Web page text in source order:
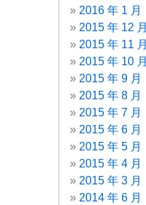
2016 年 1 月
2015 年 12 月
2015 年 11 月
2015 年 10 月
2015 年 9 月
2015 年 8 月
2015 年 7 月
2015 年 6 月
2015 年 5 月
2015 年 4 月
2015 年 3 月
2014 年 6 月